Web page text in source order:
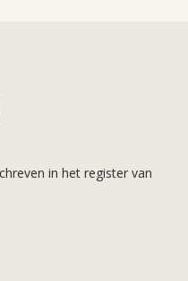
in het register van